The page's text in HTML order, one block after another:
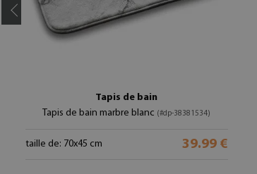
Tapis de bain
Tapis de bain marbre blanc (#dp-38381534)
taille de: 70x45 cm 39.99 €